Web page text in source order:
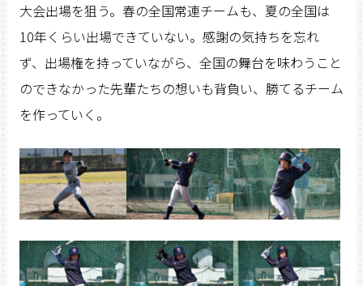
大会出場を狙う。春の全国常連チームも、夏の全国は
10年くらい出場できていない。感謝の気持ちを忘れ
ず、出場権を持っていながら、全国の舞台を味わうこと
のできなかった先輩たちの想いも背負い、勝てるチーム
を作っていく。